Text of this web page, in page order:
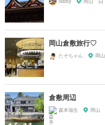
岡山倉敷旅行♡
たそちゃん 岡山
倉敷周辺
森本瑞生 岡山